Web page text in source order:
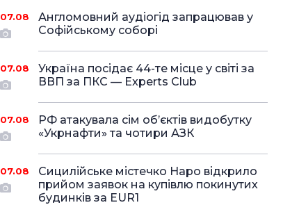
07.08
Англомовний аудіогід запрацював у
Софійському соборі
07.08
Україна посідає 44-те місце у світі за
ВВП за ПКС — Experts Club
07.08
РФ атакувала сім об’єктів видобутку
«Укрнафти» та чотири АЗК
07.08
Сицилійське містечко Наро відкрило
прийом заявок на купівлю покинутих
будинків за EUR1